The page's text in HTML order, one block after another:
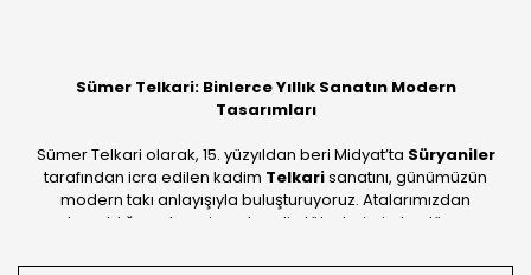
Sümer Telkari: Binlerce Yıllık Sanatın Modern
Tasarımları
Sümer Telkari olarak, 15. yüzyıldan beri Midyat’ta Süryaniler
tarafından icra edilen kadim Telkarisanatını, günümüzün
modern takı anlayışıyla buluşturuyoruz. Atalarımızdan
devraldığımız bu mirası; kendi atölyelerimizde, dünya